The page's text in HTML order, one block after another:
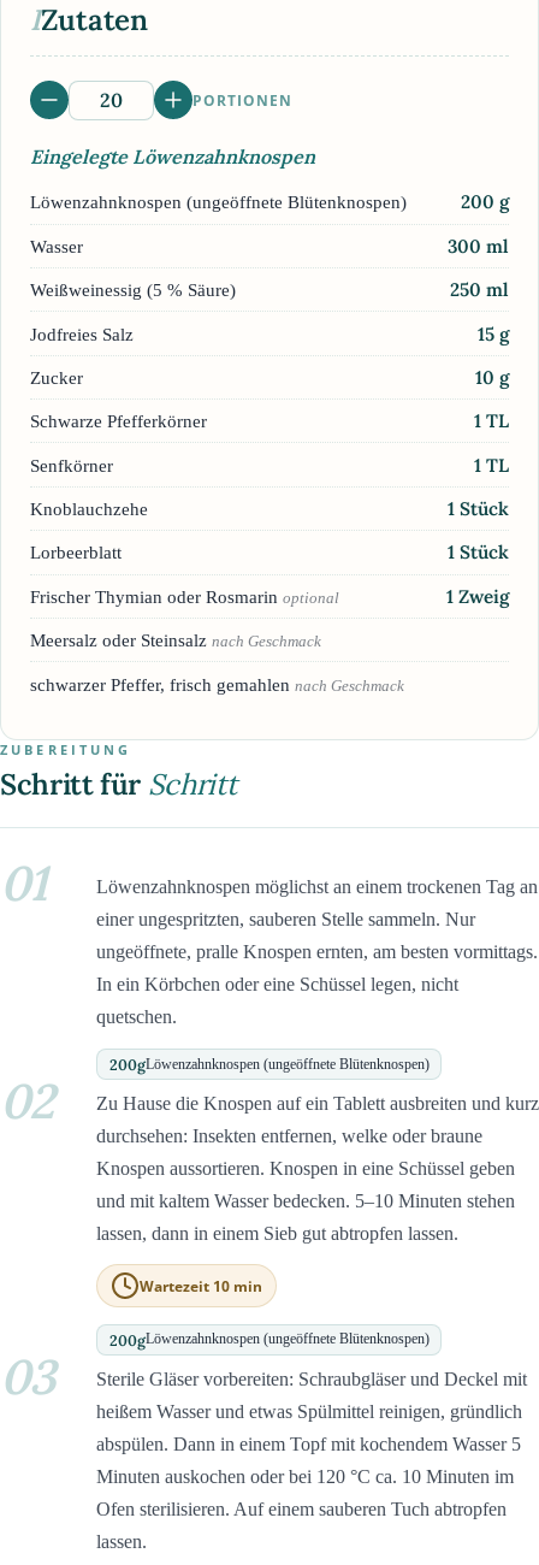
IZutaten
PORTIONEN
Eingelegte Löwenzahnknospen
Löwenzahnknospen (ungeöffnete Blütenknospen) 200 g
Wasser 300 ml
Weißweinessig (5 % Säure) 250 ml
Jodfreies Salz 15 g
Zucker 10 g
Schwarze Pfefferkörner 1 TL
Senfkörner 1 TL
Knoblauchzehe 1 Stück
Lorbeerblatt 1 Stück
Frischer Thymian oder Rosmarin optional 1 Zweig
Meersalz oder Steinsalz nach Geschmack
schwarzer Pfeffer, frisch gemahlen nach Geschmack
ZUBEREITUNG
Schritt für Schritt
01
Löwenzahnknospen möglichst an einem trockenen Tag an
einer ungespritzten, sauberen Stelle sammeln. Nur
ungeöffnete, pralle Knospen ernten, am besten vormittags.
In ein Körbchen oder eine Schüssel legen, nicht
quetschen.
200gLöwenzahnknospen (ungeöffnete Blütenknospen)
02
Zu Hause die Knospen auf ein Tablett ausbreiten und kurz
durchsehen: Insekten entfernen, welke oder braune
Knospen aussortieren. Knospen in eine Schüssel geben
und mit kaltem Wasser bedecken. 5–10 Minuten stehen
lassen, dann in einem Sieb gut abtropfen lassen.
Wartezeit 10 min
200gLöwenzahnknospen (ungeöffnete Blütenknospen)
03
Sterile Gläser vorbereiten: Schraubgläser und Deckel mit
heißem Wasser und etwas Spülmittel reinigen, gründlich
abspülen. Dann in einem Topf mit kochendem Wasser 5
Minuten auskochen oder bei 120 °C ca. 10 Minuten im
Ofen sterilisieren. Auf einem sauberen Tuch abtropfen
lassen.